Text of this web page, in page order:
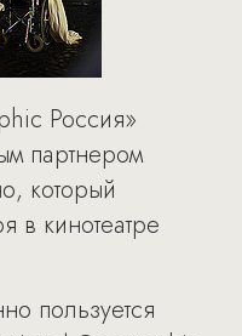
Россия»
партнером
который
в кинотеатре
пользуется